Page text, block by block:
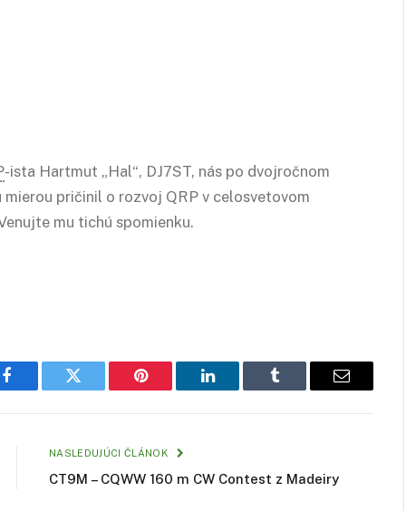
-ista Hartmut „Hal“, DJ7ST, nás po dvojročnom
pričinil o rozvoj QRP v celosvetovom
mu tichú spomienku.
Facebook Twitter Pinterest LinkedIn Tumblr Email
NASLEDUJÚCI ČLÁNOK
CT9M – CQWW 160 m CW Contest z Madeiry